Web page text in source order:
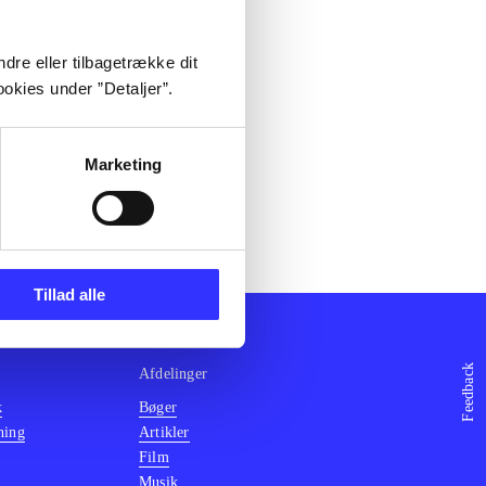
eller tilbagetrække dit
under ”Detaljer”.
Marketing
Tillad alle
Feedback
Afdelinger
Bøger
Artikler
Film
Musik